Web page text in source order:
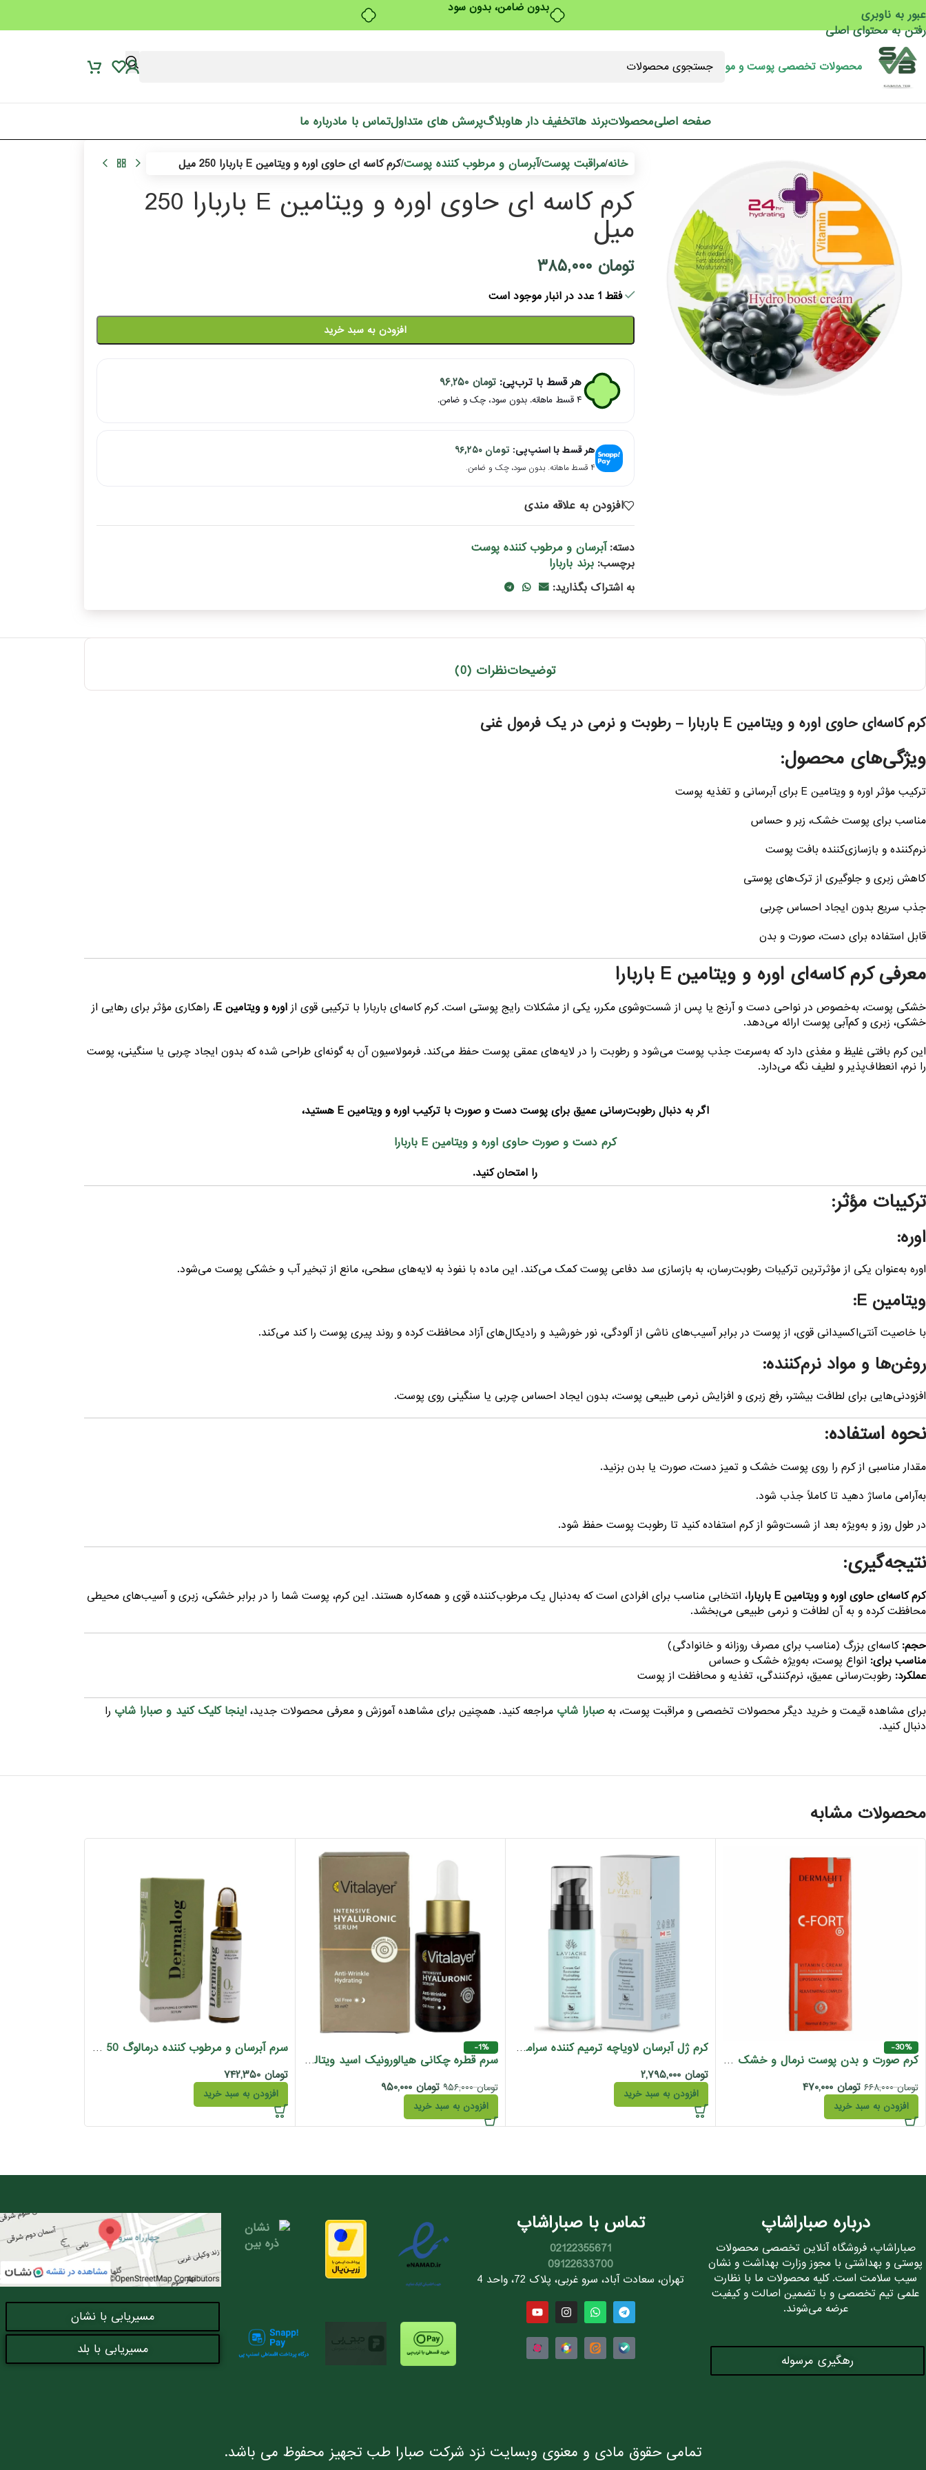
بدون ضامن، بدون سود
عبور به ناوبری
رفتن به محتوای اصلی
محصولات تخصصی پوست و مو
صفحه اصلیمحصولاتبرند هاتخفیف دار هاوبلاگپرسش های متداولتماس با مادرباره ما
خانه/مراقبت پوست/آبرسان و مرطوب کننده پوست/کرم کاسه ای حاوی اوره و ویتامین E باربارا 250 میل
کرم کاسه ای حاوی اوره و ویتامین E باربارا 250
میل
تومان ۳۸۵,۰۰۰
فقط 1 عدد در انبار موجود است
افزودن به سبد خرید
هر قسط با ترب‌پی:تومان ۹۶,۲۵۰
۴ قسط ماهانه. بدون سود، چک و ضامن.
هر قسط با اسنپ‌پی: تومان ۹۶,۲۵۰
۴ قسط ماهانه. بدون سود، چک و ضامن.
افزودن به علاقه مندی
دسته: آبرسان و مرطوب کننده پوست
برچسب: برند باربارا
به اشتراک بگذارید:
توضیحاتنظرات (0)
کرم کاسه‌ای حاوی اوره و ویتامین E باربارا – رطوبت و نرمی در یک فرمول غنی
ویژگی‌های محصول:
ترکیب مؤثر اوره و ویتامین E برای آبرسانی و تغذیه پوست
مناسب برای پوست خشک، زبر و حساس
نرم‌کننده و بازسازی‌کننده بافت پوست
کاهش زبری و جلوگیری از ترک‌های پوستی
جذب سریع بدون ایجاد احساس چربی
قابل استفاده برای دست، صورت و بدن
معرفی کرم کاسه‌ای اوره و ویتامین E باربارا
خشکی پوست، به‌خصوص در نواحی دست و آرنج یا پس از شست‌وشوی مکرر، یکی از مشکلات رایج پوستی است. کرم کاسه‌ای باربارا با ترکیبی قوی از اوره و ویتامین E ، راهکاری مؤثر برای رهایی از
خشکی، زبری و کم‌آبی پوست ارائه می‌دهد.
این کرم بافتی غلیظ و مغذی دارد که به‌سرعت جذب پوست می‌شود و رطوبت را در لایه‌های عمقی پوست حفظ می‌کند. فرمولاسیون آن به گونه‌ای طراحی شده که بدون ایجاد چربی یا سنگینی، پوست
را نرم، انعطاف‌پذیر و لطیف نگه می‌دارد.
اگر به دنبال رطوبت‌رسانی عمیق برای پوست دست و صورت با ترکیب اوره و ویتامین E هستید،
کرم دست و صورت حاوی اوره و ویتامین E باربارا
را امتحان کنید.
ترکیبات مؤثر:
اوره:
اوره به‌عنوان یکی از مؤثرترین ترکیبات رطوبت‌رسان، به بازسازی سد دفاعی پوست کمک می‌کند. این ماده با نفوذ به لایه‌های سطحی، مانع از تبخیر آب و خشکی پوست می‌شود.
ویتامین E:
با خاصیت آنتی‌اکسیدانی قوی، از پوست در برابر آسیب‌های ناشی از آلودگی، نور خورشید و رادیکال‌های آزاد محافظت کرده و روند پیری پوست را کند می‌کند.
روغن‌ها و مواد نرم‌کننده:
افزودنی‌هایی برای لطافت بیشتر، رفع زبری و افزایش نرمی طبیعی پوست، بدون ایجاد احساس چربی یا سنگینی روی پوست.
نحوه استفاده:
مقدار مناسبی از کرم را روی پوست خشک و تمیز دست، صورت یا بدن بزنید.
به‌آرامی ماساژ دهید تا کاملاً جذب شود.
در طول روز و به‌ویژه بعد از شست‌وشو از کرم استفاده کنید تا رطوبت پوست حفظ شود.
نتیجه‌گیری:
کرم کاسه‌ای حاوی اوره و ویتامین E باربارا
، انتخابی مناسب برای افرادی است که به‌دنبال یک مرطوب‌کننده قوی و همه‌کاره هستند. این کرم، پوست شما را در برابر خشکی، زبری و آسیب‌های محیطی
محافظت کرده و به آن لطافت و نرمی طبیعی می‌بخشد.
حجم: کاسه‌ای بزرگ (مناسب برای مصرف روزانه و خانوادگی)
مناسب برای: انواع پوست، به‌ویژه خشک و حساس
عملکرد: رطوبت‌رسانی عمیق، نرم‌کنندگی، تغذیه و محافظت از پوست
برای مشاهده قیمت و خرید دیگر محصولات تخصصی و مراقبت پوست، به صبارا شاپ مراجعه کنید. همچنین برای مشاهده آموزش و معرفی محصولات جدید، اینجا کلیک کنید و صبارا شاپ را
دنبال کنید.
محصولات مشابه
-30%
کرم صورت و بدن پوست نرمال و خشک حاوی ویتامین سی درمالیفت 40 میل
تومان۶۶۸,۰۰۰ تومان
افزودن به سبد خرید
کرم ژل آبرسان لاویاچه ترمیم کننده سرامید مناسب پوست خشک نرمال
تومان
افزودن به سبد خرید
-1%
سرم قطره چکانی هیالورونیک اسید ویتالیر 30 میل
تومان۹۵۶,۰۰۰ تومان
افزودن به سبد خرید
سرم آبرسان و مرطوب کننده درمالوگ 50 میل
تومان
افزودن به سبد خرید
درباره صباراشاپ
صباراشاپ، فروشگاه آنلاین تخصصی محصولات
پوستی و بهداشتی با مجوز وزارت بهداشت و نشان
سیب سلامت است. کلیه محصولات ما با نظارت
علمی تیم تخصصی و با تضمین اصالت و کیفیت
عرضه می‌شوند.
رهگیری مرسوله
تماس با صباراشاپ
02122355671
09122633700
تهران، سعادت آباد، سرو غربی، پلاک 72، واحد 4
مسیریابی با نشان
مسیریابی با بلد
تمامی حقوق مادی و معنوی وبسایت نزد شرکت صبارا طب تجهیز محفوظ می باشد.